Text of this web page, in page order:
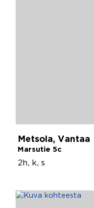
Metsola, Vantaa
Marsutie 5c
2h, k, s